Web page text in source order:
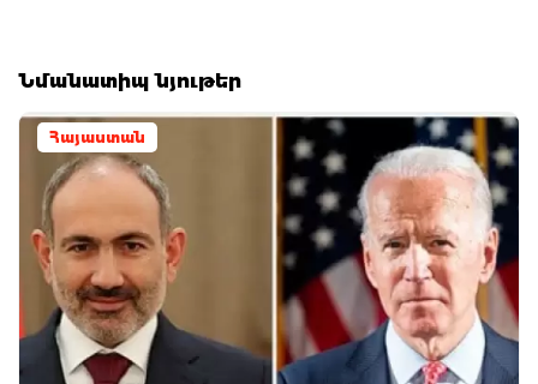
Նմանատիպ նյութեր
Հայաստան